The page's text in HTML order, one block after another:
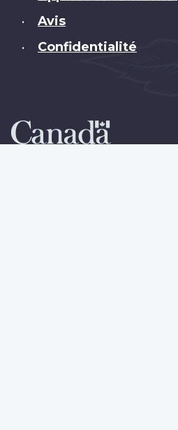
• Avis
• Confidentialité